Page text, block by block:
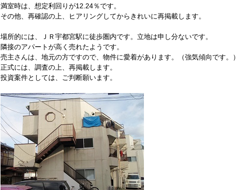
満室時は、想定利回りが12.24％です。
その他、再確認の上、ヒアリングしてからきれいに再掲載します。
場所的には、ＪＲ宇都宮駅に徒歩圏内です。立地は申し分ないです。
隣接のアパートが高く売れたようです。
売主さんは、地元の方ですので、物件に愛着があります。（強気傾向です。）
正式には、調査の上、再掲載します。
投資案件としては、ご判断願います。